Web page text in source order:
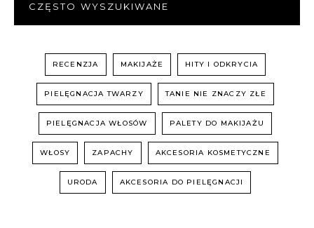
CZĘSTO WYSZUKIWANE
RECENZJA MAKIJAŻE HITY I ODKRYCIA
PIELĘGNACJA TWARZY TANIE NIE ZNACZY ZŁE
PIELĘGNACJA WŁOSÓW PALETY DO MAKIJAŻU
WŁOSY ZAPACHY AKCESORIA KOSMETYCZNE
URODA AKCESORIA DO PIELĘGNACJI